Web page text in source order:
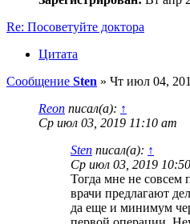
Re: Посоветуйте доктора
Цитата
Сообщение Sten » Чт июл 04,
Reon писал(а): ↑
Ср июл 03, 2019 11:10 am
Sten писал(а): ↑
Ср июл 03, 2019
Тогда мне не совсем
врачи предлагают
да еще и минимум